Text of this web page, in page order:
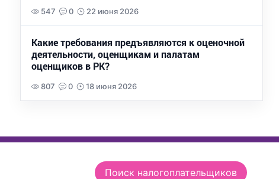
547 0 22 июня 2026
Какие требования предъявляются к оценочной
деятельности, оценщикам и палатам
оценщиков в РК?
807 0 18 июня 2026
Поиск налогоплательщиков